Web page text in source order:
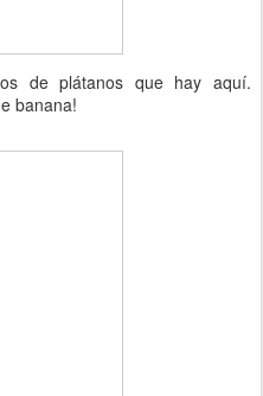
de plátanos que hay aquí.
banana!